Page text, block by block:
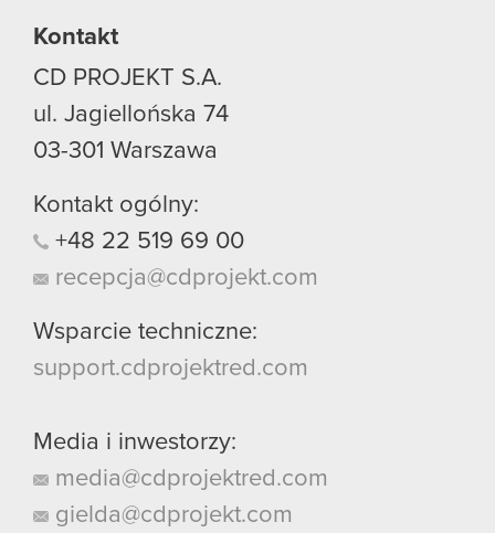
Kontakt
CD PROJEKT S.A.
ul. Jagiellońska 74
03-301 Warszawa
Kontakt ogólny:
+48 22 519 69 00
recepcja@cdprojekt.com
Wsparcie techniczne:
support.cdprojektred.com
Media i inwestorzy:
media@cdprojektred.com
gielda@cdprojekt.com